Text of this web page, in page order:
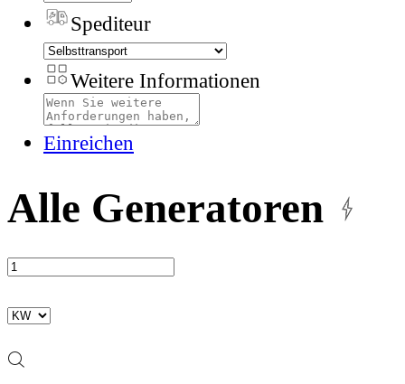
Spediteur
Weitere Informationen
Einreichen
Alle Generatoren